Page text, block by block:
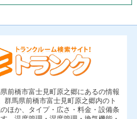
前橋市富士見町原之郷にあるの情報
群馬県前橋市富士見町原之郷内のト
ほか、タイプ・広さ・料金・設備条